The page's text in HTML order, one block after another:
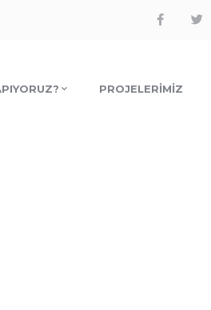
PROJELERIMIZ